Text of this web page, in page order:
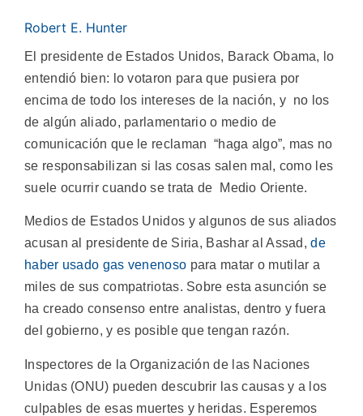
Robert E. Hunter
El presidente de Estados Unidos, Barack Obama, lo
entendió bien: lo votaron para que pusiera por
encima de todo los intereses de la nación, y no los
de algún aliado, parlamentario o medio de
comunicación que le reclaman “haga algo”, mas no
se responsabilizan si las cosas salen mal, como les
suele ocurrir cuando se trata de Medio Oriente.
Medios de Estados Unidos y algunos de sus aliados
acusan al presidente de Siria, Bashar al Assad,de
haber usado gas venenoso para matar o mutilar a
miles de sus compatriotas. Sobre esta asunción se
ha creado consenso entre analistas, dentro y fuera
del gobierno, y es posible que tengan razón.
Inspectores de la Organización de las Naciones
Unidas (ONU) pueden descubrir las causas y a los
culpables de esas muertes y heridas. Esperemos